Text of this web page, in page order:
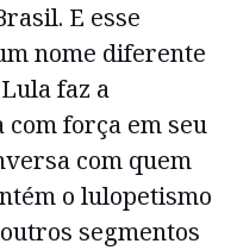
E esse
nome diferente
faz a
com força em seu
com quem
o lulopetismo
segmentos